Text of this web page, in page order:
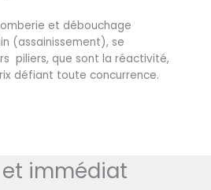
et débouchage
(assainissement), se
piliers, que sont la réactivité,
défiant toute concurrence.
immédiat